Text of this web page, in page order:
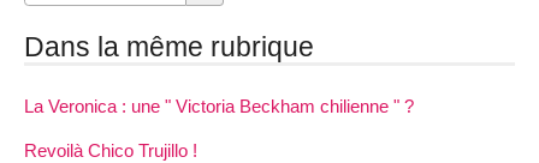
Dans la même rubrique
La Veronica : une " Victoria Beckham chilienne " ?
Revoilà Chico Trujillo !